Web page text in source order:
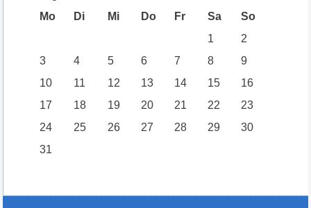
Mo
Di Mi Do Fr Sa
So
1
2
3
4 5 6 7 8
9
10
11 12 13 14 15
16
17
18 19 20 21 22
23
24
25 26 27 28 29
30
31